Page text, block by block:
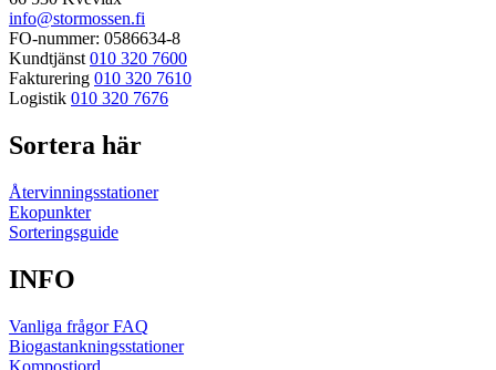
info@stormossen.fi
FO-nummer: 0586634-8
Kundtjänst 010 320 7600
Fakturering 010 320 7610
Logistik 010 320 7676
Sortera här
Återvinningsstationer
Ekopunkter
Sorteringsguide
INFO
Vanliga frågor FAQ
Biogastankningsstationer
Kompostjord